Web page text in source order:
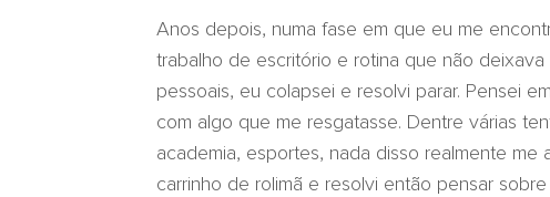
Anos depois, numa fase em que eu me
trabalho de escritório e rotina que não
pessoais, eu colapsei e resolvi parar. Pensei
com algo que me resgatasse. Dentre várias
academia, esportes, nada disso realmente
carrinho de rolimã e resolvi então pensar